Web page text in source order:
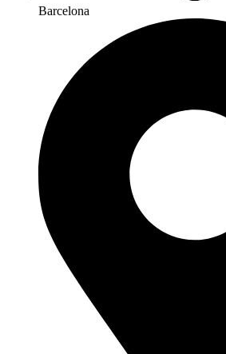
Barcelona